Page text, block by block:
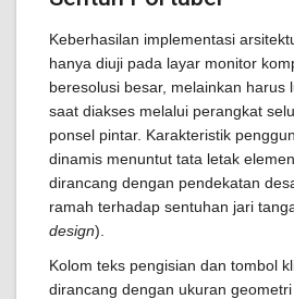
Keberhasilan implementasi
hanya diuji pada layar monitor
beresolusi besar, melainkan harus
saat diakses melalui perangkat
ponsel pintar. Karakteristik
dinamis menuntut tata letak
dirancang dengan pendekatan
ramah terhadap sentuhan jari
design).
Kolom teks pengisian dan tombol
dirancang dengan ukuran